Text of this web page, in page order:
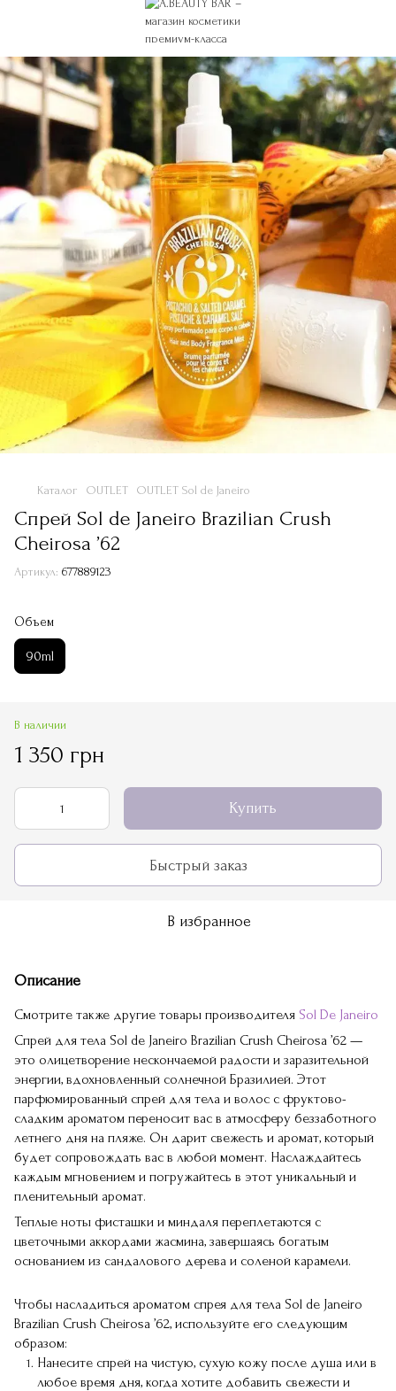
Каталог OUTLET OUTLET Sol de Janeiro
Спрей Sol de Janeiro Brazilian Crush
Cheirosa ’62
Артикул: 677889123
Объем
90ml
В наличии
1 350 грн
Купить
Быстрый заказ
В избранное
Описание
Смотрите также другие товары производителя Sol De Janeiro
Спрей для тела Sol de Janeiro Brazilian Crush Cheirosa ’62 —
это олицетворение нескончаемой радости и заразительной
энергии, вдохновленный солнечной Бразилией. Этот
парфюмированный спрей для тела и волос с фруктово-
сладким ароматом переносит вас в атмосферу беззаботного
летнего дня на пляже. Он дарит свежесть и аромат, который
будет сопровождать вас в любой момент. Наслаждайтесь
каждым мгновением и погружайтесь в этот уникальный и
пленительный аромат.
Теплые ноты фисташки и миндаля переплетаются с
цветочными аккордами жасмина, завершаясь богатым
основанием из сандалового дерева и соленой карамели.
Чтобы насладиться ароматом спрея для тела Sol de Janeiro
Brazilian Crush Cheirosa ’62, используйте его следующим
образом:
Нанесите спрей на чистую, сухую кожу после душа или в
любое время дня, когда хотите добавить свежести и